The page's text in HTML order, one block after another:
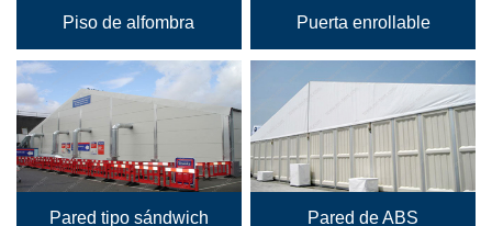
Piso de alfombra Puerta enrollable
Pared tipo sándwich Pared de ABS